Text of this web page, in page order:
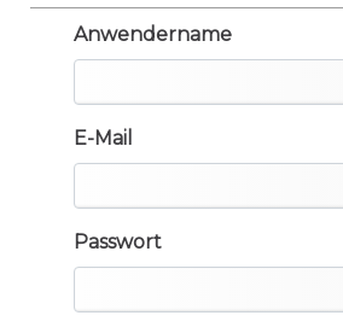
Anwendername
E-Mail
Passwort